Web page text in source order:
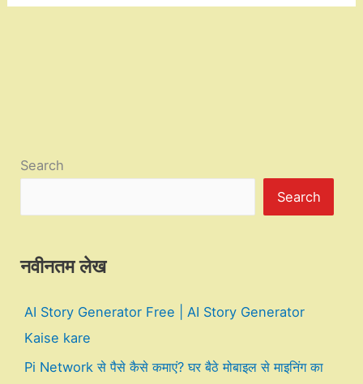
Search
Search
नवीनतम लेख
AI Story Generator Free | AI Story Generator
Kaise kare
Pi Network से पैसे कैसे कमाएं? घर बैठे मोबाइल से माइनिंग का